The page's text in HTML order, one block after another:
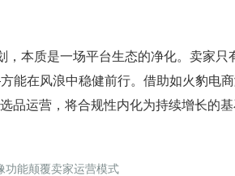
本质是一场平台生态的净化。卖家
在风浪中稳健前行。借助如火豹电
品运营，将合规性内化为持续增长的基
功能颠覆卖家运营模式